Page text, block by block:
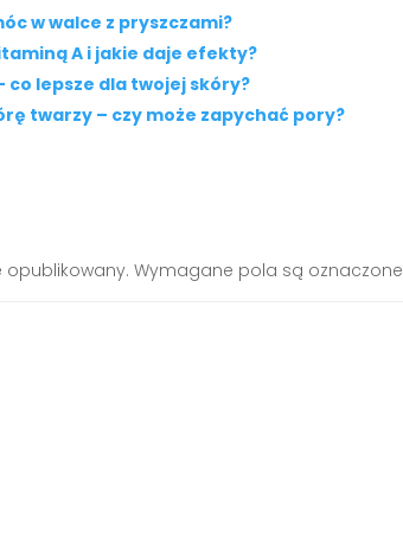
w walce z pryszczami?
A i jakie daje efekty?
co lepsze dla twojej skóry?
twarzy – czy może zapychać pory?
opublikowany. Wymagane pola są oznaczone